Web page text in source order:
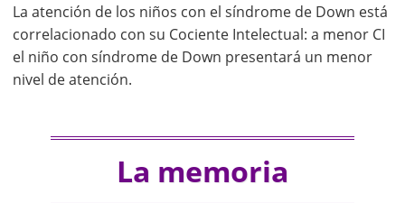
La atención de los niños con el síndrome de Down está
correlacionado con su Cociente Intelectual: a menor CI
el niño con síndrome de Down presentará un menor
nivel de atención.
La memoria